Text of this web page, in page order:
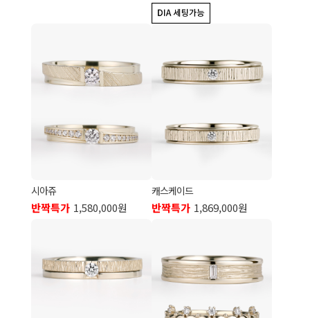
시아쥬
반짝특가 1,580,000원
캐스케이드
반짝특가 1,869,000원